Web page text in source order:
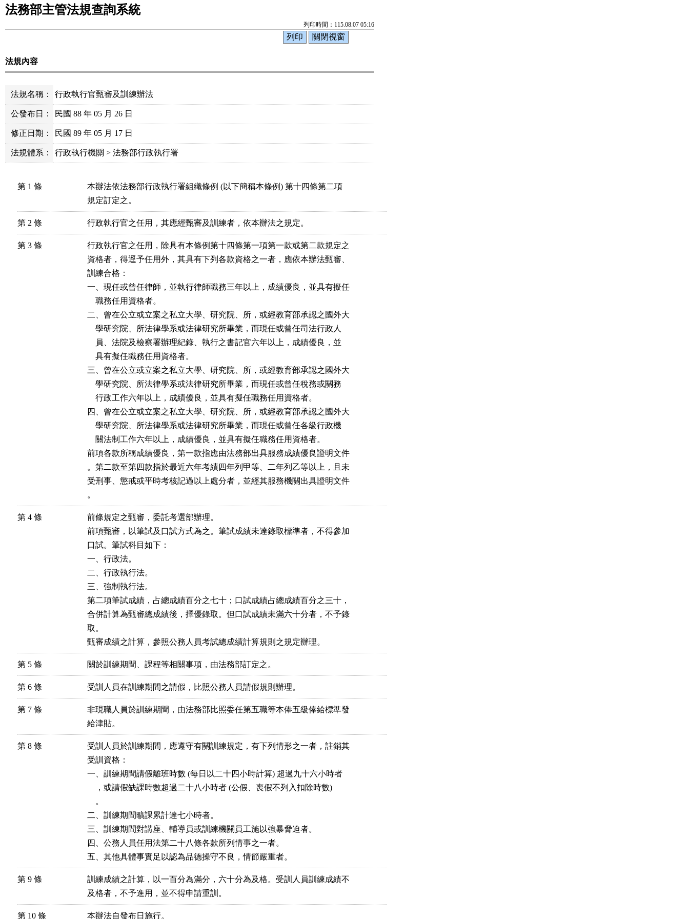
法務部主管法規查詢系統
列印時間：115.08.07 05:16
法規內容
法規名稱： 行政執行官甄審及訓練辦法
公發布日： 民國 88 年 05 月 26 日
修正日期： 民國 89 年 05 月 17 日
法規體系： 行政執行機關 > 法務部行政執行署
第 1 條
本辦法依法務部行政執行署組織條例 (以下簡稱本條例) 第十四條第二項
規定訂定之。
第 2 條 行政執行官之任用，其應經甄審及訓練者，依本辦法之規定。
第 3 條
行政執行官之任用，除具有本條例第十四條第一項第一款或第二款規定之
資格者，得逕予任用外，其具有下列各款資格之一者，應依本辦法甄審、
訓練合格：
一、現任或曾任律師，並執行律師職務三年以上，成績優良，並具有擬任
    職務任用資格者。
二、曾在公立或立案之私立大學、研究院、所，或經教育部承認之國外大
    學研究院、所法律學系或法律研究所畢業，而現任或曾任司法行政人
    員、法院及檢察署辦理紀錄、執行之書記官六年以上，成績優良，並
    具有擬任職務任用資格者。
三、曾在公立或立案之私立大學、研究院、所，或經教育部承認之國外大
    學研究院、所法律學系或法律研究所畢業，而現任或曾任稅務或關務
    行政工作六年以上，成績優良，並具有擬任職務任用資格者。
四、曾在公立或立案之私立大學、研究院、所，或經教育部承認之國外大
    學研究院、所法律學系或法律研究所畢業，而現任或曾任各級行政機
    關法制工作六年以上，成績優良，並具有擬任職務任用資格者。
前項各款所稱成績優良，第一款指應由法務部出具服務成績優良證明文件
。第二款至第四款指於最近六年考績四年列甲等、二年列乙等以上，且未
受刑事、懲戒或平時考核記過以上處分者，並經其服務機關出具證明文件
第 4 條
前條規定之甄審，委託考選部辦理。
前項甄審，以筆試及口試方式為之。筆試成績未達錄取標準者，不得參加
口試。筆試科目如下：
一、行政法。
二、行政執行法。
三、強制執行法。
第二項筆試成績，占總成績百分之七十；口試成績占總成績百分之三十，
合併計算為甄審總成績後，擇優錄取。但口試成績未滿六十分者，不予錄
取。
第 5 條 關於訓練期間、課程等相關事項，由法務部訂定之。
第 6 條 受訓人員在訓練期間之請假，比照公務人員請假規則辦理。
第 7 條
非現職人員於訓練期間，由法務部比照委任第五職等本俸五級俸給標準發
給津貼。
第 8 條
受訓人員於訓練期間，應遵守有關訓練規定，有下列情形之一者，註銷其
受訓資格：
一、訓練期間請假離班時數 (每日以二十四小時計算) 超過九十六小時者
    ，或請假缺課時數超過二十八小時者 (公假、喪假不列入扣除時數)
    。
二、訓練期間曠課累計達七小時者。
三、訓練期間對講座、輔導員或訓練機關員工施以強暴脅迫者。
四、公務人員任用法第二十八條各款所列情事之一者。
第 9 條
訓練成績之計算，以一百分為滿分，六十分為及格。受訓人員訓練成績不
及格者，不予進用，並不得申請重訓。
第 10 條 本辦法自發布日施行。